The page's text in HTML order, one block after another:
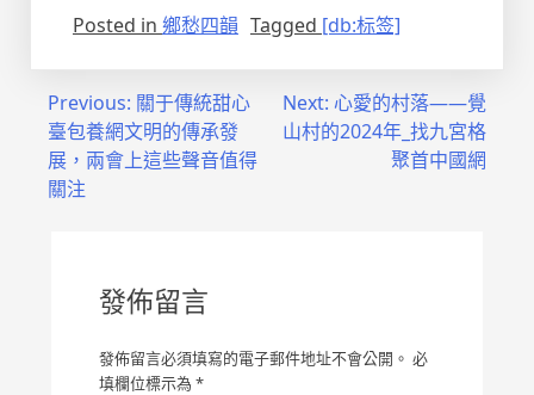
Posted in 鄉愁四韻 Tagged [db:标签]
Previous: 關于傳統甜心
臺包養網文明的傳承發
展，兩會上這些聲音值得
關注
Next: 心愛的村落——覺
山村的2024年_找九宮格
聚首中國網
發佈留言
發佈留言必須填寫的電子郵件地址不會公開。 必
填欄位標示為 *